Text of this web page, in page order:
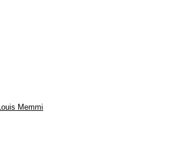
Memmi